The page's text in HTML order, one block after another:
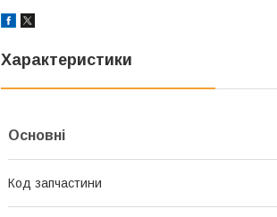
Характеристики
Основні
Код запчастини